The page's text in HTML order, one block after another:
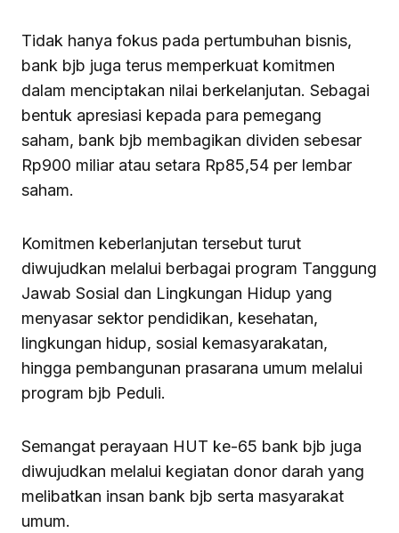
Tidak hanya fokus pada pertumbuhan bisnis,
bank bjb juga terus memperkuat komitmen
dalam menciptakan nilai berkelanjutan. Sebagai
bentuk apresiasi kepada para pemegang
saham, bank bjb membagikan dividen sebesar
Rp900 miliar atau setara Rp85,54 per lembar
saham.
Komitmen keberlanjutan tersebut turut
diwujudkan melalui berbagai program Tanggung
Jawab Sosial dan Lingkungan Hidup yang
menyasar sektor pendidikan, kesehatan,
lingkungan hidup, sosial kemasyarakatan,
hingga pembangunan prasarana umum melalui
program bjb Peduli.
Semangat perayaan HUT ke-65 bank bjb juga
diwujudkan melalui kegiatan donor darah yang
melibatkan insan bank bjb serta masyarakat
umum.